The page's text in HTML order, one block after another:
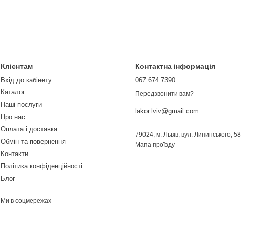
Клієнтам
Вхід до кабінету
Каталог
Наші послуги
Про нас
Оплата і доставка
Обмін та повернення
Контакти
Політика конфіденційності
Блог
Ми в соцмережах
Контактна інформація
067 674 7390
Передзвонити вам?
lakor.lviv@gmail.com
79024, м. Львів, вул. Липинського, 58
Мапа проїзду